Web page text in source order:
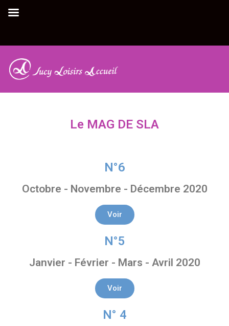
LE MAG
ACCUEIL
Le MAG DE SLA
N°6
Octobre - Novembre - Décembre 2020
Voir
N°5
Janvier - Février - Mars - Avril 2020
Voir
N° 4